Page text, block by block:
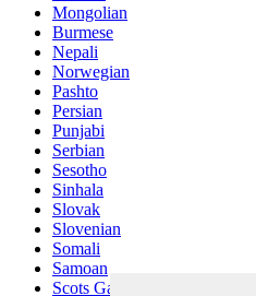
Mongolian
Burmese
Nepali
Norwegian
Pashto
Persian
Punjabi
Serbian
Sesotho
Sinhala
Slovak
Slovenian
Somali
Samoan
Scots Gaelic